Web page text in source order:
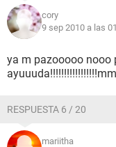
cory
9 sep 2010 a las
ya m pazooooo nooo
RESPUESTA 6 / 20
mariitha